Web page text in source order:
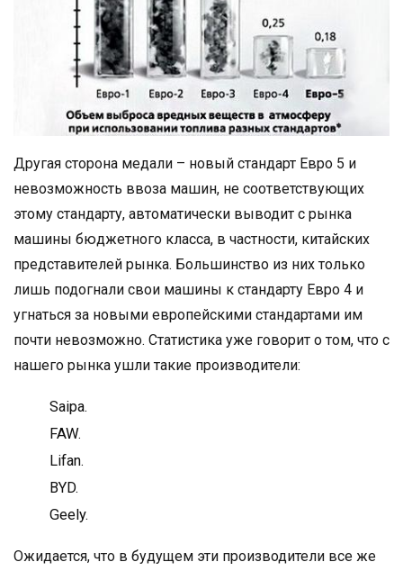
Другая сторона медали – новый стандарт Евро 5 и
невозможность ввоза машин, не соответствующих
этому стандарту, автоматически выводит с рынка
машины бюджетного класса, в частности, китайских
представителей рынка. Большинство из них только
лишь подогнали свои машины к стандарту Евро 4 и
угнаться за новыми европейскими стандартами им
почти невозможно. Статистика уже говорит о том, что с
нашего рынка ушли такие производители:
Saipa.
FAW.
Lifan.
BYD.
Geely.
Ожидается, что в будущем эти производители все же